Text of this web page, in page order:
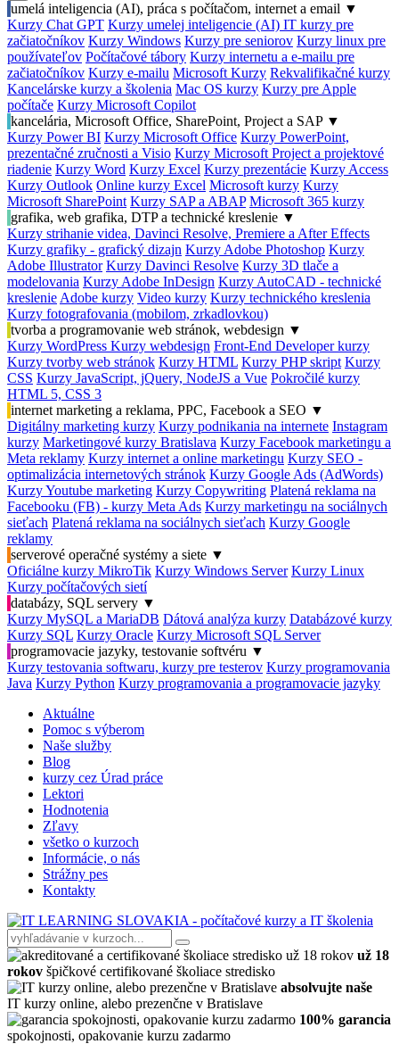
umelá inteligencia (AI), práca s počítačom, internet a email ▼
Kurzy Chat GPT Kurzy umelej inteligencie (AI) IT kurzy pre
začiatočníkov Kurzy Windows Kurzy pre seniorov Kurzy linux pre
používateľov Počítačové tábory Kurzy internetu a e-mailu pre
začiatočníkov Kurzy e-mailu Microsoft Kurzy Rekvalifikačné kurzy
Kancelárske kurzy a školenia Mac OS kurzy Kurzy pre Apple
počítače Kurzy Microsoft Copilot
kancelária, Microsoft Office, SharePoint, Project a SAP ▼
Kurzy Power BI Kurzy Microsoft Office Kurzy PowerPoint,
prezentačné zručnosti a Visio Kurzy Microsoft Project a projektové
riadenie Kurzy Word Kurzy Excel Kurzy prezentácie Kurzy Access
Kurzy Outlook Online kurzy Excel Microsoft kurzy Kurzy
Microsoft SharePoint Kurzy SAP a ABAP Microsoft 365 kurzy
grafika, web grafika, DTP a technické kreslenie ▼
Kurzy strihanie videa, Davinci Resolve, Premiere a After Effects
Kurzy grafiky - grafický dizajn Kurzy Adobe Photoshop Kurzy
Adobe Illustrator Kurzy Davinci Resolve Kurzy 3D tlače a
modelovania Kurzy Adobe InDesign Kurzy AutoCAD - technické
kreslenie Adobe kurzy Video kurzy Kurzy technického kreslenia
Kurzy fotografovania (mobilom, zrkadlovkou)
tvorba a programovanie web stránok, webdesign ▼
Kurzy WordPress Kurzy webdesign Front-End Developer kurzy
Kurzy tvorby web stránok Kurzy HTML Kurzy PHP skript Kurzy
CSS Kurzy JavaScript, jQuery, NodeJS a Vue Pokročilé kurzy
HTML 5, CSS 3
internet marketing a reklama, PPC, Facebook a SEO ▼
Digitálny marketing kurzy Kurzy podnikania na internete Instagram
kurzy Marketingové kurzy Bratislava Kurzy Facebook marketingu a
Meta reklamy Kurzy internet a online marketingu Kurzy SEO -
optimalizácia internetových stránok Kurzy Google Ads (AdWords)
Kurzy Youtube marketing Kurzy Copywriting Platená reklama na
Facebooku (FB) - kurzy Meta Ads Kurzy marketingu na sociálnych
sieťach Platená reklama na sociálnych sieťach Kurzy Google
reklamy
serverové operačné systémy a siete ▼
Oficiálne kurzy MikroTik Kurzy Windows Server Kurzy Linux
Kurzy počítačových sietí
databázy, SQL servery ▼
Kurzy MySQL a MariaDB Dátová analýza kurzy Databázové kurzy
Kurzy SQL Kurzy Oracle Kurzy Microsoft SQL Server
programovacie jazyky, testovanie softvéru ▼
Kurzy testovania softwaru, kurzy pre testerov Kurzy programovania
Java Kurzy Python Kurzy programovania a programovacie jazyky
Aktuálne
Pomoc s výberom
Naše služby
Blog
kurzy cez Úrad práce
Lektori
Hodnotenia
Zľavy
všetko o kurzoch
Informácie, o nás
Strážny pes
Kontakty
už 18
rokov špičkové certifikované školiace stredisko
absolvujte naše
IT kurzy online, alebo prezenčne v Bratislave
100% garancia
spokojnosti, opakovanie kurzu zadarmo